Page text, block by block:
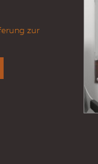
zur
M ...